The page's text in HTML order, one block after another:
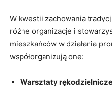
W kwestii zachowania
różne organizacje i
mieszkańców w działania
współorganizują one:
Warsztaty